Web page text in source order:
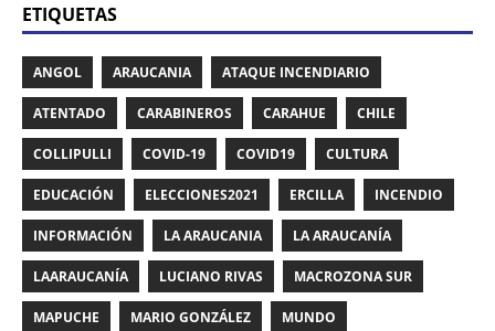
ETIQUETAS
ANGOL ARAUCANIA ATAQUE INCENDIARIO
ATENTADO CARABINEROS CARAHUE CHILE
COLLIPULLI COVID-19 COVID19 CULTURA
EDUCACIÓN ELECCIONES2021 ERCILLA INCENDIO
INFORMACIÓN LA ARAUCANIA LA ARAUCANÍA
LAARAUCANÍA LUCIANO RIVAS MACROZONA SUR
MAPUCHE MARIO GONZÁLEZ MUNDO